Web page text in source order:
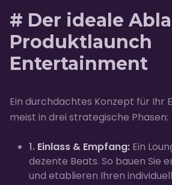
# Der ideale
Produktlaunch
Entertainment
Ein durchdachtes Konzept für Ihr
meist in drei strategische Phasen:
1. Einlass & Empfang: Ein
dezente Beats. So bauen Sie
und etablieren Ihren